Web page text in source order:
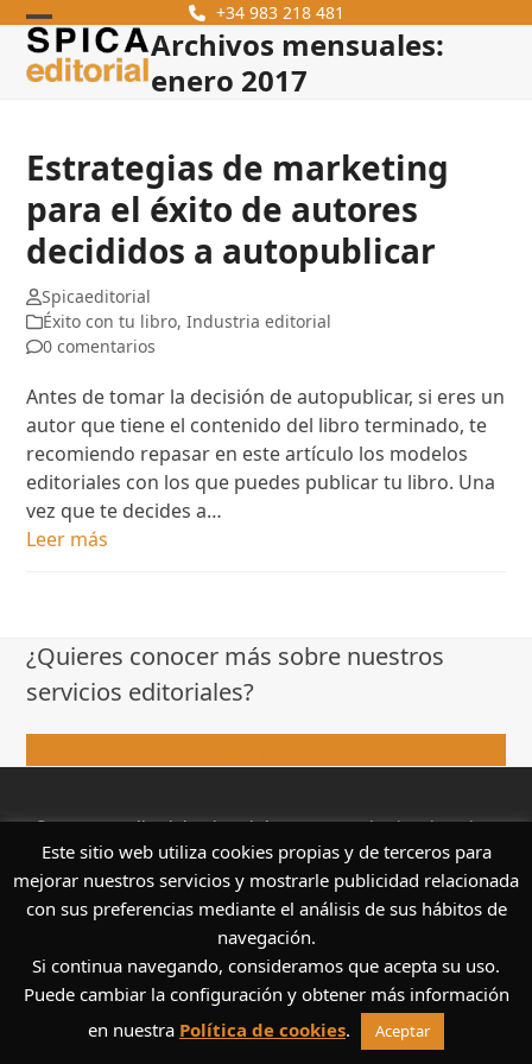
Skip
content
+34 983 218 481
Open
mobile
Close
mobile
Archivos mensuales:
enero 2017
Estrategias de marketing
para el éxito de autores
decididos a autopublicar
Spicaeditorial
Éxito con tu libro,Industria editorial
0 comentarios
Antes de tomar la decisión de autopublicar, si eres un
autor que tiene el contenido del libro terminado, te
recomiendo repasar en este artículo los modelos
editoriales con los que puedes publicar tu libro. Una
vez que te decides a…
Leer más
¿Quieres conocer más sobre nuestros
servicios editoriales?
© 2002-25Editorial Spica Siglo XXI S.L.Todos los derechos
reservados. |Aviso Legal|Condiciones de venta|
Política de Privacidad|Política de cookies
Este sitio web utiliza cookies propias y de terceros para
mejorar nuestros servicios y mostrarle publicidad relacionada
con sus preferencias mediante el análisis de sus hábitos de
navegación.
Si continua navegando, consideramos que acepta su uso.
Puede cambiar la configuración y obtener más información
en nuestra Política de cookies. Aceptar